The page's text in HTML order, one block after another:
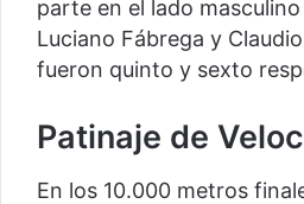
parte en el lado
Luciano Fábrega y
fueron quinto y sexto
Patinaje de
En los 10.000 metros